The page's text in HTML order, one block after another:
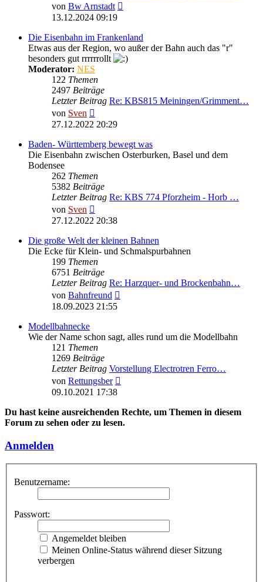
von Bw Arnstadt
13.12.2024 09:19
Die Eisenbahn im Frankenland
Etwas aus der Region, wo außer der Bahn auch das "r"
besonders gut rrrrrrollt
Moderator: NES
122 Themen
2497 Beiträge
Letzter Beitrag Re: KBS815 Meiningen/Grimment…
von Sven
Beitrag
27.12.2022 20:29
Baden- Württemberg bewegt was
Die Eisenbahn zwischen Osterburken, Basel und dem
Bodensee
262 Themen
5382 Beiträge
Letzter Beitrag Re: KBS 774 Pforzheim - Horb …
von Sven
Beitrag
27.12.2022 20:38
Die große Welt der kleinen Bahnen
Die Ecke für Klein- und Schmalspurbahnen
199 Themen
6751 Beiträge
Letzter Beitrag Re: Harzquer- und Brockenbahn…
von Bahnfreund
18.09.2023 21:55
Modellbahnecke
Wie der Name schon sagt, alles rund um die Modellbahn
121 Themen
1269 Beiträge
Letzter Beitrag Vorstellung Electrotren Ferro…
von Rettungsber
09.10.2021 17:38
Du hast keine ausreichenden Rechte, um Themen in diesem
Forum zu sehen oder zu lesen.
Anmelden
Benutzername:
Passwort:
Angemeldet bleiben
Meinen Online-Status während dieser Sitzung
verbergen